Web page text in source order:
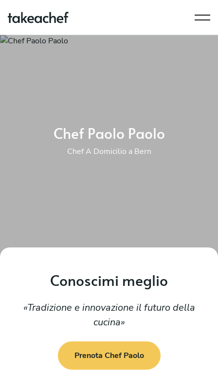
Chef Paolo Paolo
Chef A Domicilio a Bern
Conoscimi meglio
Tradizione e innovazione il futuro della
cucina
Prenota Chef Paolo